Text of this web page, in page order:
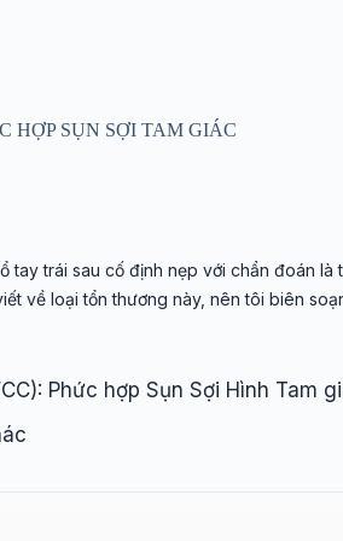
HỢP SỤN SỢI TAM GIÁC
tay trái sau cố định nẹp với chẩn đoán là
về loại tổn thương này, nên tôi biên
Phức hợp Sụn Sợi Hình Tam